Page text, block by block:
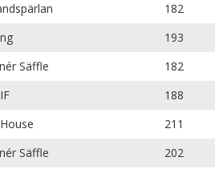
182
193
Säffle 182
188
211
Säffle 202